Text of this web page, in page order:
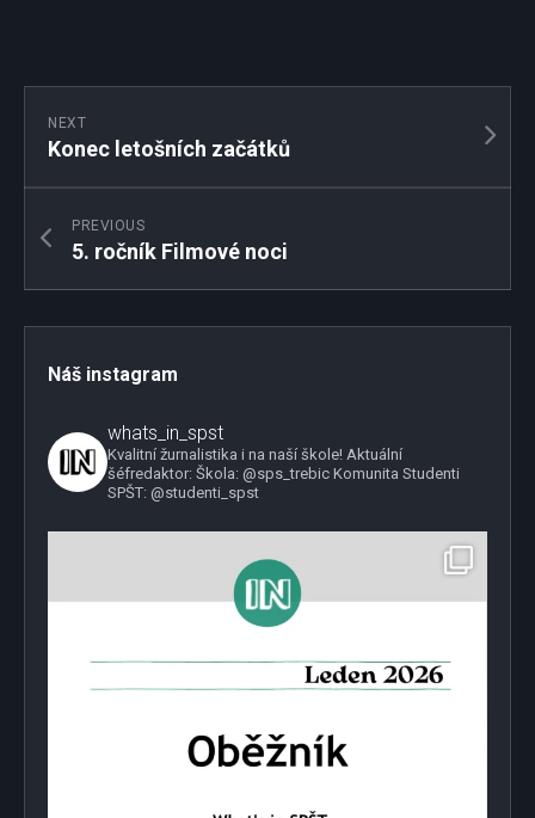
NEXT
Konec letošních začátků
PREVIOUS
5. ročník Filmové noci
Náš instagram
whats_in_spst
Kvalitní žurnalistika i na naší škole! Aktuální
šéfredaktor: Škola: @sps_trebic Komunita Studenti
SPŠT: @studenti_spst